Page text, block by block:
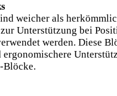
weicher als
Unterstützung bei
werden. Diese
ergonomischere
Blöcke.